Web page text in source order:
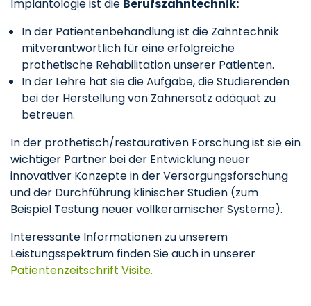
Implantologie ist die Berufszahntechnik:
In der Patientenbehandlung ist die Zahntechnik
mitverantwortlich für eine erfolgreiche
prothetische Rehabilitation unserer Patienten.
In der Lehre hat sie die Aufgabe, die Studierenden
bei der Herstellung von Zahnersatz adäquat zu
betreuen.
In der prothetisch/restaurativen Forschung ist sie ein
wichtiger Partner bei der Entwicklung neuer
innovativer Konzepte in der Versorgungsforschung
und der Durchführung klinischer Studien (zum
Beispiel Testung neuer vollkeramischer Systeme).
Interessante Informationen zu unserem
Leistungsspektrum finden Sie auch in unserer
Patientenzeitschrift Visite.